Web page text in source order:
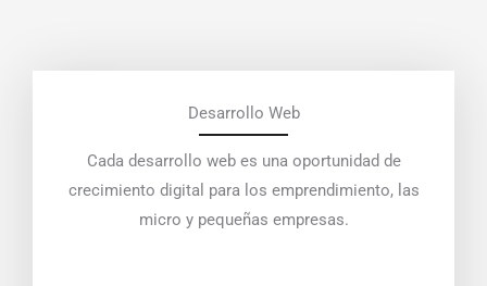
Desarrollo Web
Cada desarrollo web es una oportunidad de
crecimiento digital para los emprendimiento, las
micro y pequeñas empresas.